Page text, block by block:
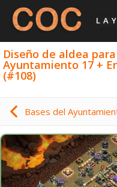
Diseño de aldea
Ayuntamiento 17 +
(#108)
Bases del